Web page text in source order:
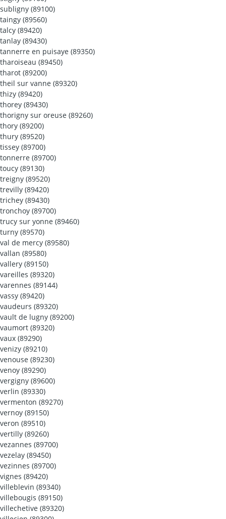
subligny (89100)
taingy (89560)
talcy (89420)
tanlay (89430)
tannerre en puisaye (89350)
tharoiseau (89450)
tharot (89200)
theil sur vanne (89320)
thizy (89420)
thorey (89430)
thorigny sur oreuse (89260)
thory (89200)
thury (89520)
tissey (89700)
tonnerre (89700)
toucy (89130)
treigny (89520)
trevilly (89420)
trichey (89430)
tronchoy (89700)
trucy sur yonne (89460)
turny (89570)
val de mercy (89580)
vallan (89580)
vallery (89150)
vareilles (89320)
varennes (89144)
vassy (89420)
vaudeurs (89320)
vault de lugny (89200)
vaumort (89320)
vaux (89290)
venizy (89210)
venouse (89230)
venoy (89290)
vergigny (89600)
verlin (89330)
vermenton (89270)
vernoy (89150)
veron (89510)
vertilly (89260)
vezannes (89700)
vezelay (89450)
vezinnes (89700)
vignes (89420)
villeblevin (89340)
villebougis (89150)
villechetive (89320)